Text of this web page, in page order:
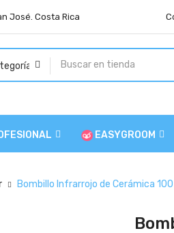
José. Costa Rica
EASYGROOM
Bombillo Infrarrojo de Cerámica 100